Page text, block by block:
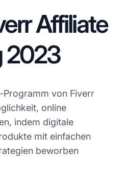
Affiliate
2023
von Fiverr
online
indem digitale
mit einfachen
beworben